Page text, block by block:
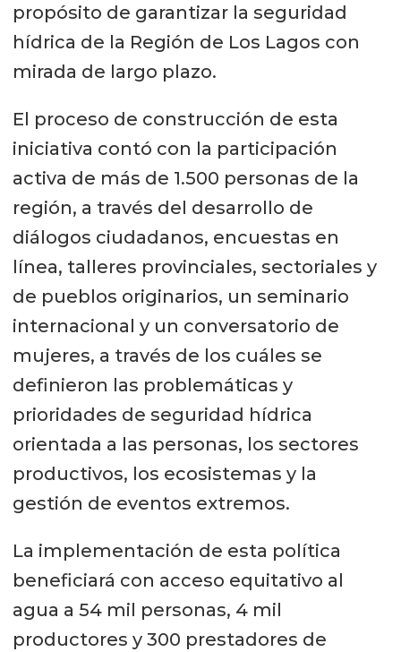
propósito de garantizar la seguridad
hídrica de la Región de Los Lagos con
mirada de largo plazo.
El proceso de construcción de esta
iniciativa contó con la participación
activa de más de 1.500 personas de la
región, a través del desarrollo de
diálogos ciudadanos, encuestas en
línea, talleres provinciales, sectoriales y
de pueblos originarios, un seminario
internacional y un conversatorio de
mujeres, a través de los cuáles se
definieron las problemáticas y
prioridades de seguridad hídrica
orientada a las personas, los sectores
productivos, los ecosistemas y la
gestión de eventos extremos.
La implementación de esta política
beneficiará con acceso equitativo al
agua a 54 mil personas, 4 mil
productores y 300 prestadores de